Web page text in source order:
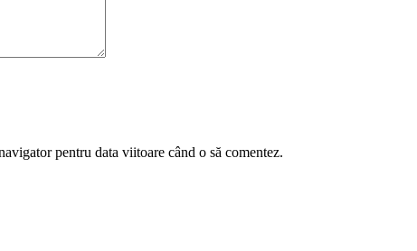
pentru data viitoare când o să comentez.